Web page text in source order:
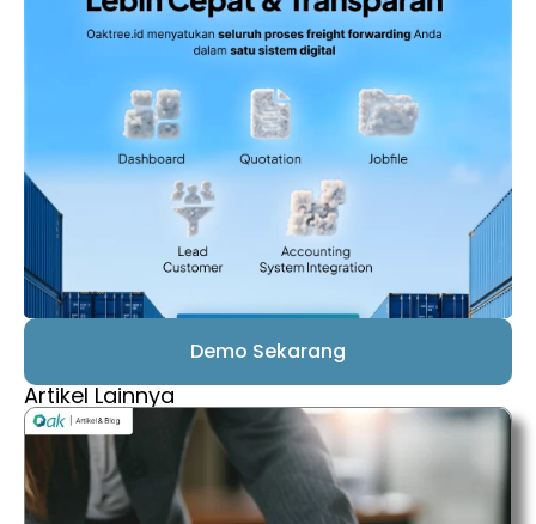
Demo Sekarang
Artikel Lainnya